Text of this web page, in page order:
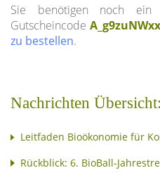
Sie benötigen noch
GutscheincodeA_g9zuNWxx
zu bestellen.
Nachrichten Übersicht:
Leitfaden Bioökonomie für
Rückblick: 6. BioBall-